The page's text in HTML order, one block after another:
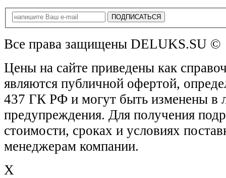
Все права защищены DELUKS.SU ©
Цены на сайте приведены как
являются публичной офертой,
437 ГК РФ и могут быть изменены в
предупреждения. Для получения
стоимости, сроках и условиях
менеджерам компании.
X